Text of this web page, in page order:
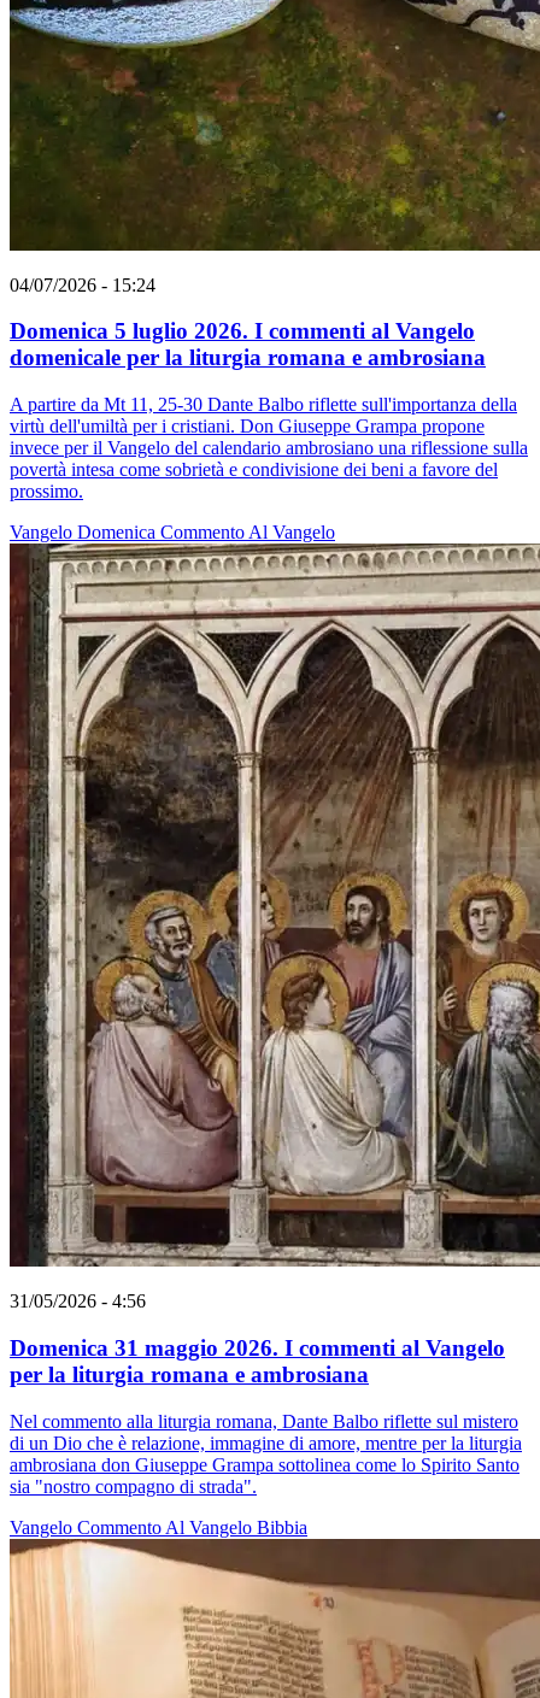
04/07/2026 - 15:24
Domenica 5 luglio 2026. I commenti al Vangelo
domenicale per la liturgia romana e ambrosiana
A partire da Mt 11, 25-30 Dante Balbo riflette sull'importanza della
virtù dell'umiltà per i cristiani. Don Giuseppe Grampa propone
invece per il Vangelo del calendario ambrosiano una riflessione sulla
povertà intesa come sobrietà e condivisione dei beni a favore del
prossimo.
Vangelo Domenica Commento Al Vangelo
31/05/2026 - 4:56
Domenica 31 maggio 2026. I commenti al Vangelo
per la liturgia romana e ambrosiana
Nel commento alla liturgia romana, Dante Balbo riflette sul mistero
di un Dio che è relazione, immagine di amore, mentre per la liturgia
ambrosiana don Giuseppe Grampa sottolinea come lo Spirito Santo
sia "nostro compagno di strada".
Vangelo Commento Al Vangelo Bibbia